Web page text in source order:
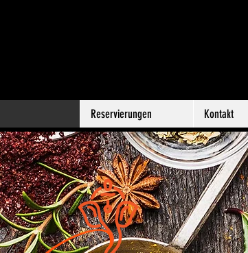
Reservierungen Kontakt